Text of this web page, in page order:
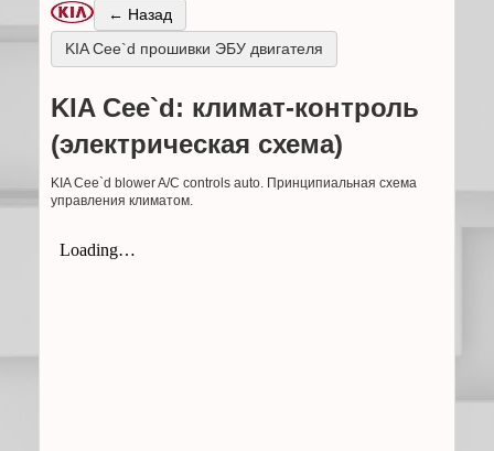
← Назад
KIA Cee`d прошивки ЭБУ двигателя
KIA Cee`d: климат-контроль
(электрическая схема)
KIA Cee`d blower A/C controls auto. Принципиальная схема
управления климатом.